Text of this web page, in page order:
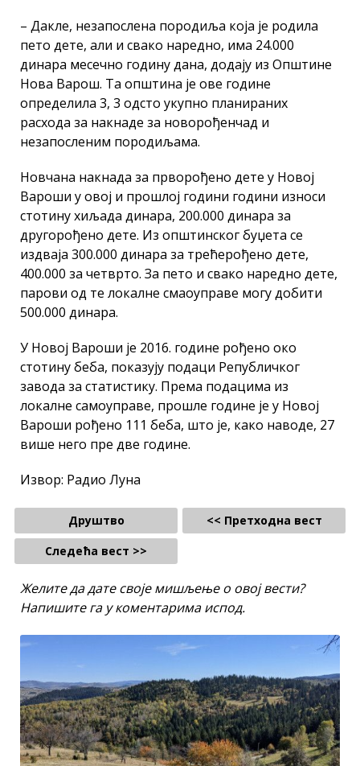
– Дакле, незапослена породиља која је родила
пето дете, али и свако наредно, има 24.000
динара месечно годину дана, додају из Општине
Нова Варош. Та општина је ове године
определила 3, 3 одсто укупно планираних
расхода за накнаде за новорођенчад и
незапосленим породиљама.
Новчана накнада за прворођено дете у Новој
Вароши у овој и прошлој години години износи
стотину хиљада динара, 200.000 динара за
другорођено дете. Из општинског буџета се
издваја 300.000 динара за трећерођено дете,
400.000 за четврто. За пето и свако наредно дете,
парови од те локалне смаоуправе могу добити
500.000 динара.
У Новој Вароши је 2016. године рођено око
стотину беба, показују подаци Републичког
завода за статистику. Према подацима из
локалне самоуправе, прошле године је у Новој
Вароши рођено 111 беба, што је, како наводе, 27
више него пре две године.
Извор: Радио Луна
Друштво
<< Претходна вест
Следећа вест >>
Желите да дате своје мишљење о овој вести?
Напишите га у коментарима испод.